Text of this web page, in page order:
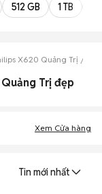
512 GB 1 TB
X620 Quảng Trị
Trị đẹp
Xem Cửa hàng
Tin mới nhất